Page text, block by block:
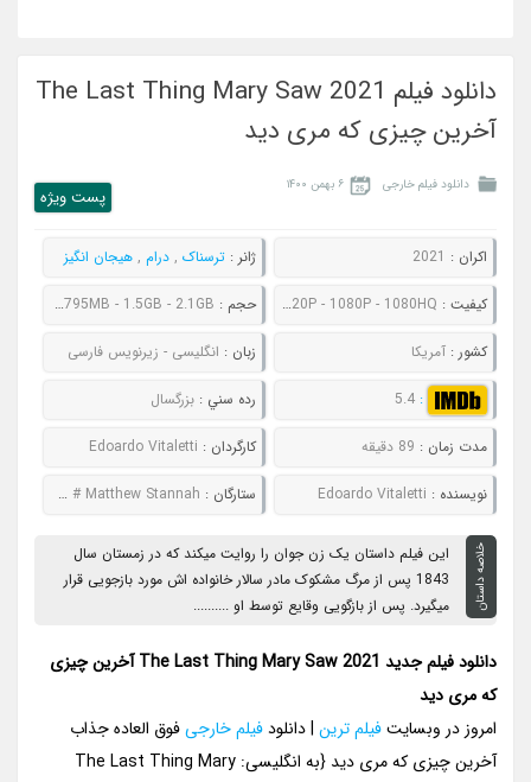
دانلود فیلم The Last Thing Mary Saw 2021
آخرین چیزی که مری دید
دانلود فیلم خارجی ۶ بهمن ۱۴۰۰
پست ويژه
اکران : 2021 ژانر : ترسناک , درام , هیجان انگیز
کيفيت : 480P - 720P - 1080P - 1080HQ حجم : 568MB - 795MB - 1.5GB - 2.1GB
کشور :آمریکا زبان : انگلیسی - زیرنویس فارسی
:
5.4 رده سني : بزرگسال
مدت زمان : 89 دقیقه کارگردان : Edoardo Vitaletti
نويسنده : Edoardo Vitaletti ستارگان : Stefanie Scott # Daniel Pearce # Philip Hoffman # Matthew Stannah
خلاصه داستان
این فیلم داستان یک زن جوان را روایت میکند که در زمستان سال
1843 پس از مرگ مشکوک مادر سالار خانواده اش مورد بازجویی قرار
میگیرد. پس از بازگویی وقایع توسط او ..........
دانلود فیلم جدید The Last Thing Mary Saw 2021 آخرین چیزی
که مری دید
امروز در وبسایتفیلم ترین | دانلودفیلم خارجیفوق العاده جذاب
آخرین چیزی که مری دید {به انگلیسی: The Last Thing Mary